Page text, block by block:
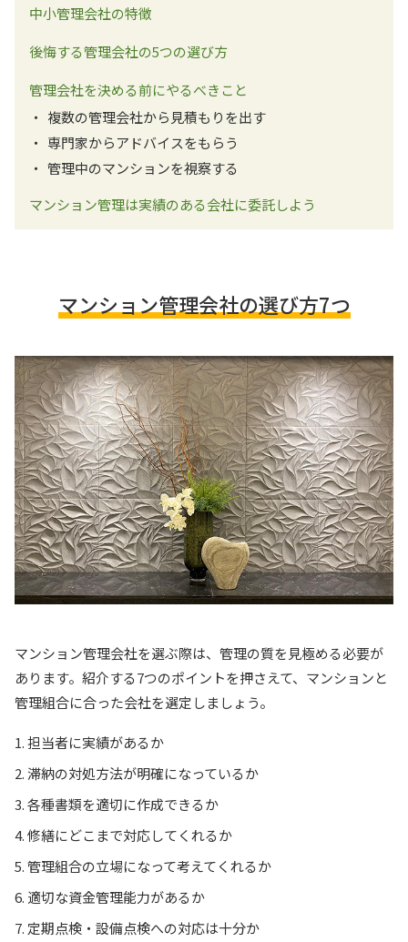
中小管理会社の特徴
後悔する管理会社の5つの選び方
管理会社を決める前にやるべきこと
複数の管理会社から見積もりを出す
専門家からアドバイスをもらう
管理中のマンションを視察する
マンション管理は実績のある会社に委託しよう
マンション管理会社の選び方7つ
マンション管理会社を選ぶ際は、管理の質を見極める必要が
あります。紹介する7つのポイントを押さえて、マンションと
管理組合に合った会社を選定しましょう。
担当者に実績があるか
滞納の対処方法が明確になっているか
各種書類を適切に作成できるか
修繕にどこまで対応してくれるか
管理組合の立場になって考えてくれるか
適切な資金管理能力があるか
定期点検・設備点検への対応は十分か